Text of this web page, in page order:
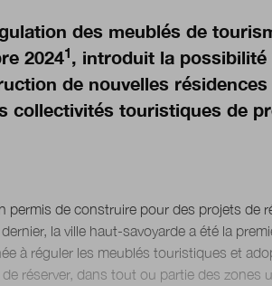
des meublés de
20241, introduit la possibilité
de nouvelles résidences
collectivités touristiques de
permis de construire pour des projets de
la ville haut-savoyarde a été la
à réguler les meublés touristiques et
réserver, dans tout ou partie des zones